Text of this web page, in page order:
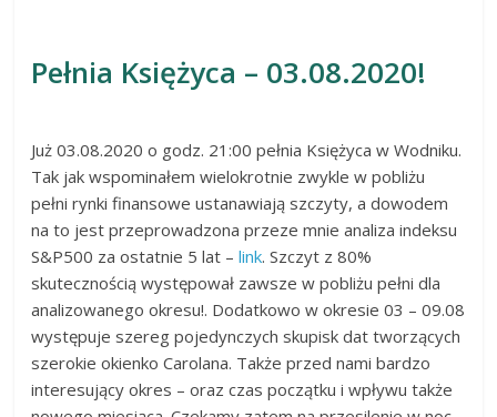
Carolana.
Pełnia Księżyca – 03.08.2020!
Już 03.08.2020 o godz. 21:00 pełnia Księżyca w Wodniku.
Tak jak wspominałem wielokrotnie zwykle w pobliżu
pełni rynki finansowe ustanawiają szczyty, a dowodem
na to jest przeprowadzona przeze mnie analiza indeksu
S&P500 za ostatnie 5 lat –link. Szczyt z 80%
skutecznością występował zawsze w pobliżu pełni dla
analizowanego okresu!. Dodatkowo w okresie 03 – 09.08
występuje szereg pojedynczych skupisk dat tworzących
szerokie okienko Carolana. Także przed nami bardzo
interesujący okres – oraz czas początku i wpływu także